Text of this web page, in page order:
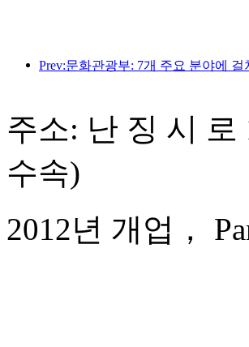
주소: 난 징 시 로
수속)
2012년 개업，